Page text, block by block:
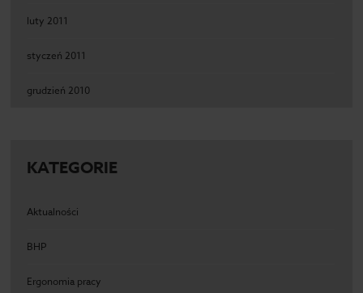
luty 2011
styczeń 2011
grudzień 2010
KATEGORIE
Aktualności
BHP
Ergonomia pracy